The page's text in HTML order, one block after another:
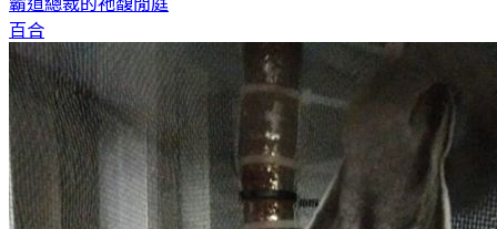
霸道總裁的祂馥閒庭
百合